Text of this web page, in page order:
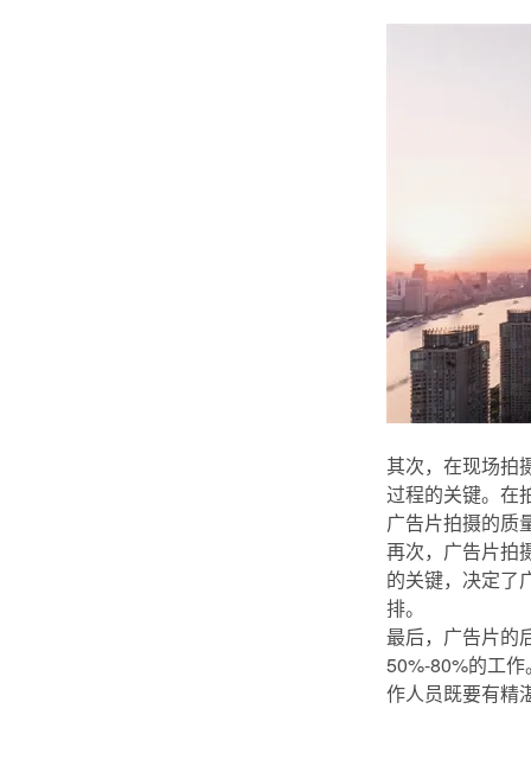
其次，在现场拍
过程的关键。在
广告片拍摄的质
再次，广告片拍
的关键，决定了
排。
最后，广告片的
50%-80%的工
作人员既要有精